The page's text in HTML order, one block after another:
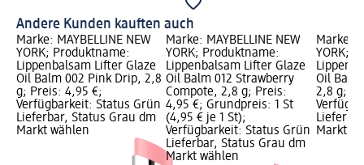
Andere Kunden kauften auch
Marke: MAYBELLINE NEW
YORK; Produktname:
Lippenbalsam Lifter Glaze
Oil Balm 002 Pink Drip, 2,8
g; Preis: 4,95 €;
Verfügbarkeit: Status Grün
Lieferbar, Status Grau dm
Markt wählen
Marke: MAYBELLINE NEW
YORK; Produktname:
Lippenbalsam Lifter Glaze
Oil Balm 012 Strawberry
Compote, 2,8 g; Preis:
4,95 €; Grundpreis: 1 St
(4,95 € je 1 St);
Verfügbarkeit: Status Grün
Lieferbar, Status Grau dm
Markt wählen
Marke:
YORK;
Oil
2,8 g;
Markt